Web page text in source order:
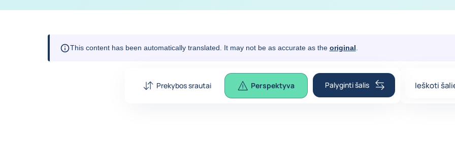
This content has been automatically translated. It may not be as accurate as the original
Prekybos srautai Perspektyva Palyginti šalis Ieškoti